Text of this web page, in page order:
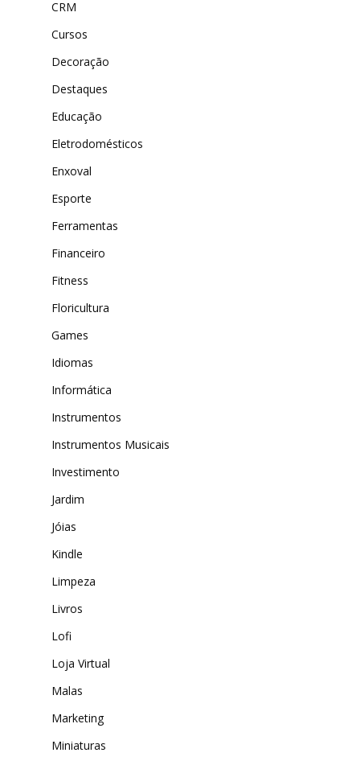
CRM
Cursos
Decoração
Destaques
Educação
Eletrodomésticos
Enxoval
Esporte
Ferramentas
Financeiro
Fitness
Floricultura
Games
Idiomas
Informática
Instrumentos
Instrumentos Musicais
Investimento
Jardim
Jóias
Kindle
Limpeza
Livros
Lofi
Loja Virtual
Malas
Marketing
Miniaturas